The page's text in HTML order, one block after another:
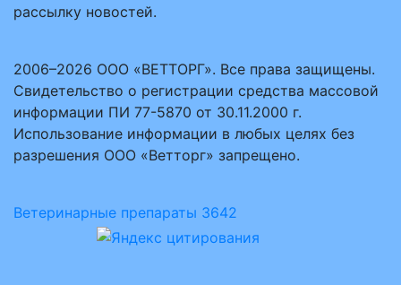
рассылку новостей.
2006–2026 ООО «ВЕТТОРГ». Все права защищены.
Свидетельство о регистрации средства массовой
информации ПИ 77-5870 от 30.11.2000 г.
Использование информации в любых целях без
разрешения ООО «Ветторг» запрещено.
Ветеринарные препараты 3642